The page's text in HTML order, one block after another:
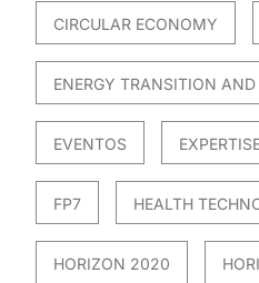
CIRCULAR ECONOMY
ENERGY TRANSITION
EVENTOS
FP7 HEALTH
HORIZON 2020